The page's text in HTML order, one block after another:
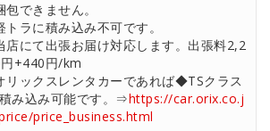
包できません。
トラに積み込み不可です。
店にて出張お届け対応します。出張料2,2
+440円/km
リックスレンタカーであれば◆TSクラス
み込み可能です。⇒https://car.orix.co.j
price_business.html